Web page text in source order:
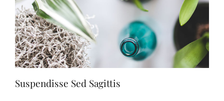
Suspendisse Sed Sagittis